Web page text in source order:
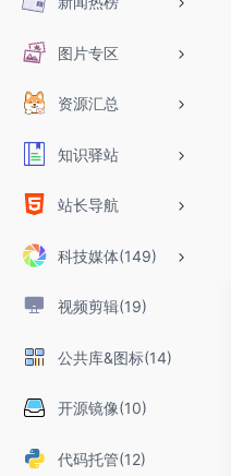
图片专区
资源汇总
知识驿站
站长导航
科技媒体(149)
视频剪辑(19)
公共库&图标(14)
开源镜像(10)
代码托管(12)